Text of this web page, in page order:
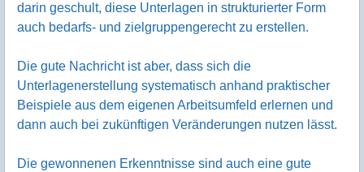
darin geschult, diese Unterlagen in strukturierter Form
auch bedarfs- und zielgruppengerecht zu erstellen.
Die gute Nachricht ist aber, dass sich die
Unterlagenerstellung systematisch anhand praktischer
Beispiele aus dem eigenen Arbeitsumfeld erlernen und
dann auch bei zukünftigen Veränderungen nutzen lässt.
Die gewonnenen Erkenntnisse sind auch eine gute